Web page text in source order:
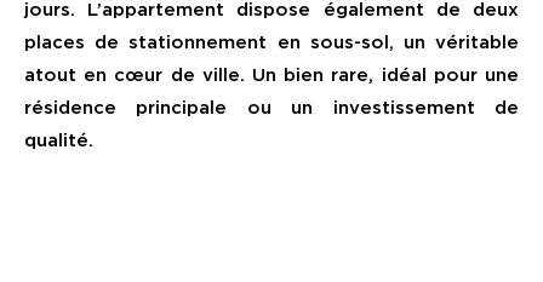
jours. L’appartement dispose également de deux
places de stationnement en sous-sol, un véritable
atout en cœur de ville. Un bien rare, idéal pour une
résidence principale ou un investissement de
qualité.